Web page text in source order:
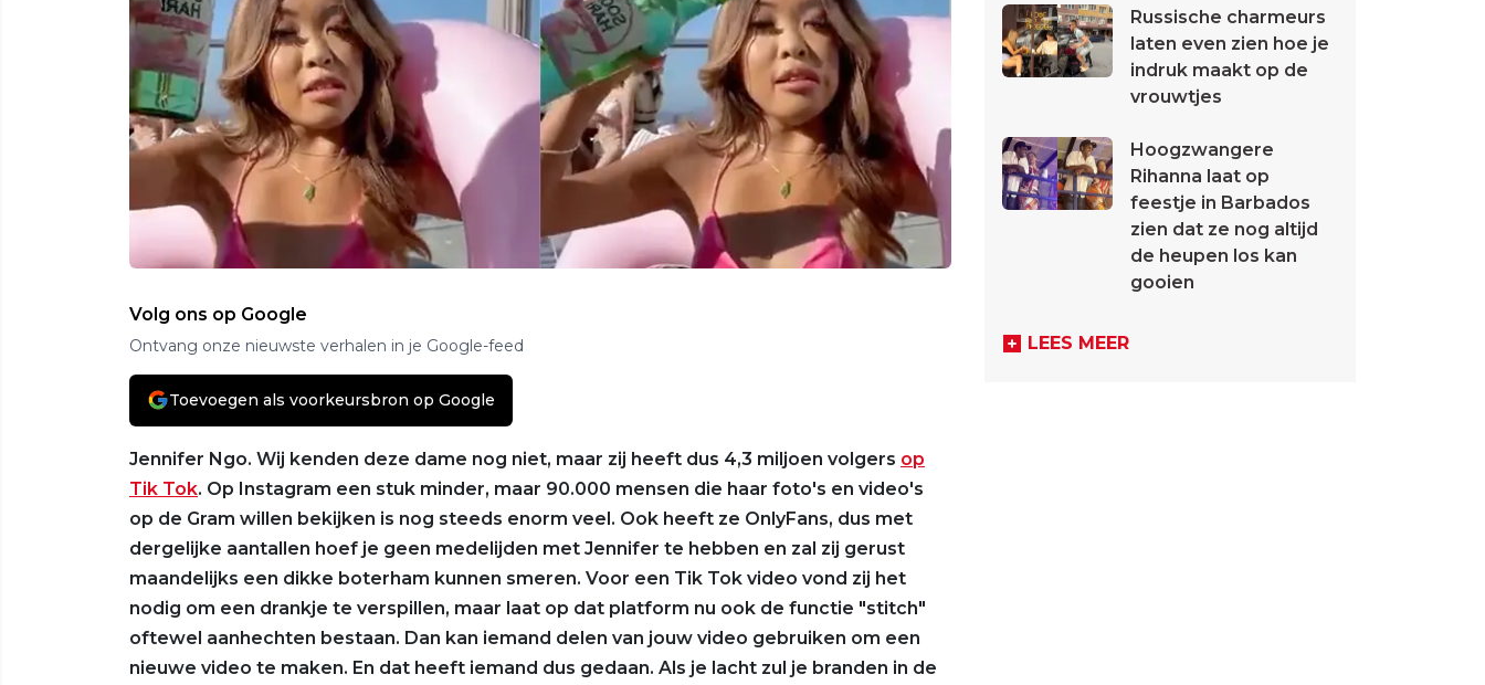
Volg ons op Google
Ontvang onze nieuwste verhalen in je Google-feed
Toevoegen als voorkeursbron op Google
Jennifer Ngo. Wij kenden deze dame nog niet, maar zij heeft dus 4,3 miljoen volgers op
Tik Tok. Op Instagram een stuk minder, maar 90.000 mensen die haar foto's en video's
op de Gram willen bekijken is nog steeds enorm veel. Ook heeft ze OnlyFans, dus met
dergelijke aantallen hoef je geen medelijden met Jennifer te hebben en zal zij gerust
maandelijks een dikke boterham kunnen smeren. Voor een Tik Tok video vond zij het
nodig om een drankje te verspillen, maar laat op dat platform nu ook de functie "stitch"
oftewel aanhechten bestaan. Dan kan iemand delen van jouw video gebruiken om een
nieuwe video te maken. En dat heeft iemand dus gedaan. Als je lacht zul je branden in de
Russische charmeurs
laten even zien hoe je
indruk maakt op de
vrouwtjes
Hoogzwangere
Rihanna laat op
feestje in Barbados
zien dat ze nog altijd
de heupen los kan
gooien
LEES MEER